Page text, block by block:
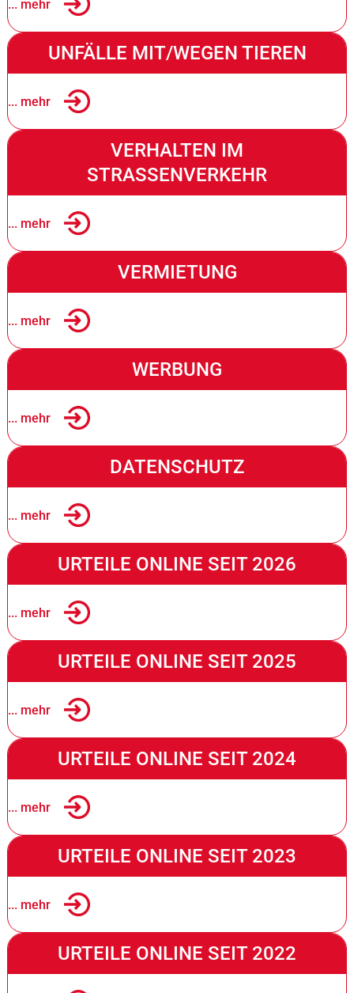
... mehr
UNFÄLLE MIT/WEGEN TIEREN
... mehr
VERHALTEN IM
STRASSENVERKEHR
... mehr
VERMIETUNG
... mehr
WERBUNG
... mehr
DATENSCHUTZ
... mehr
URTEILE ONLINE SEIT 2026
... mehr
URTEILE ONLINE SEIT 2025
... mehr
URTEILE ONLINE SEIT 2024
... mehr
URTEILE ONLINE SEIT 2023
... mehr
URTEILE ONLINE SEIT 2022